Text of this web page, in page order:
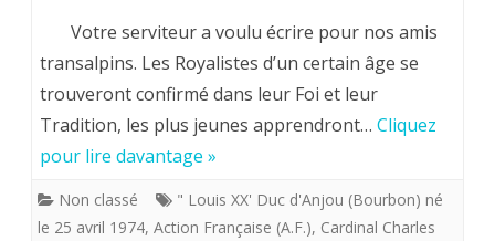
Volto.
LE
Votre serviteur a voulu écrire pour nos amis
transalpins. Les Royalistes d’un certain âge se
trouveront confirmé dans leur Foi et leur
Tradition, les plus jeunes apprendront… Cliquez
pour lire davantage »
Non classé
" Louis XX' Duc d'Anjou (Bourbon) né
le 25 avril 1974, Action Française (A.F.), Cardinal Charles